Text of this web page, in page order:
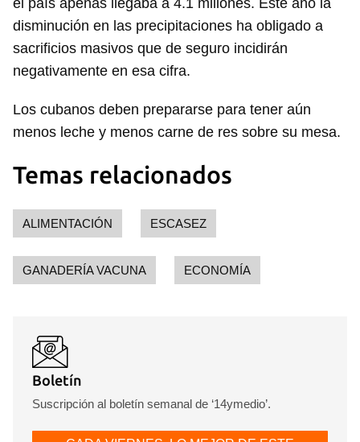
Guardar como favorito
Para poder guardar como favorito, primero has de
INICIAR SESIÓN CANCELAR
el país apenas llegaba a 4.1 millones. Este año la
disminución en las precipitaciones ha obligado a
sacrificios masivos que de seguro incidirán
negativamente en esa cifra.
Los cubanos deben prepararse para tener aún
menos leche y menos carne de res sobre su mesa.
Temas relacionados
ALIMENTACIÓN ESCASEZ
GANADERÍA VACUNA ECONOMÍA
Boletín
Suscripción al boletín semanal de ‘14ymedio’.